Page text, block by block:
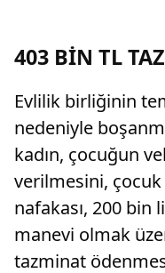
403 BİN TL
Evlilik birliğinin
nedeniyle
kadın, çocuğun
verilmesini,
nafakası, 200 bin
manevi olmak
tazminat